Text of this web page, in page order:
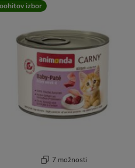
izbor
7 možnosti